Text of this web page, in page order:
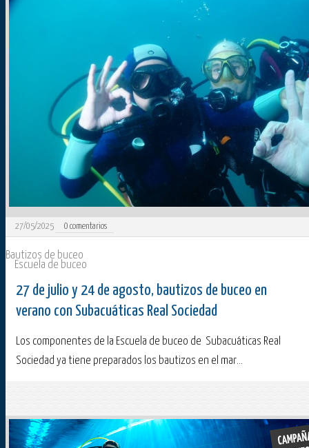
27/05/2025 0 comentarios
Bautizos de buceo
Escuela de buceo
27 de julio y 24 de agosto, bautizos de buceo en
verano con Subacuáticas Real Sociedad
Los componentes de la Escuela de buceo de Subacuáticas Real
Sociedad ya tiene preparados los bautizos en el mar...